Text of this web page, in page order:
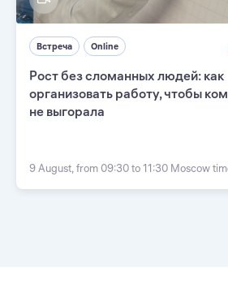
Встреча Online
Рост без сломанных людей: как
организовать работу, чтобы
не выгорала
9 August, from 09:30 to 11:30 Moscow